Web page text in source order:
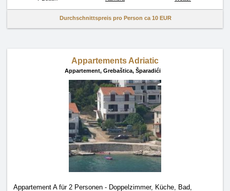
Durchschnittspreis pro Person ca 10 EUR
Appartements Adriatic
Appartement, Grebaštica, Šparadići
Appartement A für 2 Personen - Doppelzimmer, Küche, Bad,